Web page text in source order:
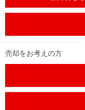
売却をお考えの方